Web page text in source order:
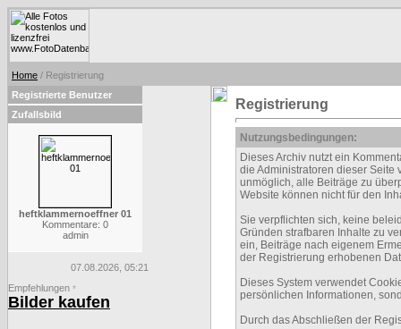
Home / Registrierung
Registrierte Benutzer
Zufallsbild
heftklammernoeffner 01
Kommentare: 0
admin
07.08.2026, 05:21
Empfehlungen *
Bilder kaufen
Registrierung
Nutzungsbedingungen:
Dieses Archiv nutzt ein
die Administratoren dieser Seite
unmöglich, alle Beiträge zu
Website können nicht für den
Sie verpflichten sich, keine
Gründen strafbaren Inhalte zu
ein, Beiträge nach eigenem
der Registrierung erhobenen
Dieses System verwendet
persönlichen Informationen,
Durch das Abschließen der